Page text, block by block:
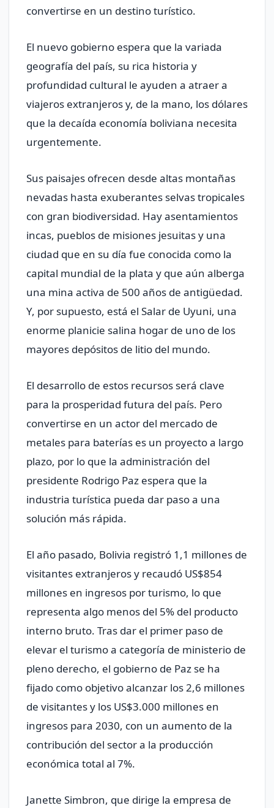
convertirse en un destino turístico.
El nuevo gobierno espera que la variada
geografía del país, su rica historia y
profundidad cultural le ayuden a atraer a
viajeros extranjeros y, de la mano, los dólares
que la decaída economía boliviana necesita
urgentemente.
Sus paisajes ofrecen desde altas montañas
nevadas hasta exuberantes selvas tropicales
con gran biodiversidad. Hay asentamientos
incas, pueblos de misiones jesuitas y una
ciudad que en su día fue conocida como la
capital mundial de la plata y que aún alberga
una mina activa de 500 años de antigüedad.
Y, por supuesto, está el Salar de Uyuni, una
enorme planicie salina hogar de uno de los
mayores depósitos de litio del mundo.
El desarrollo de estos recursos será clave
para la prosperidad futura del país. Pero
convertirse en un actor del mercado de
metales para baterías es un proyecto a largo
plazo, por lo que la administración del
presidente Rodrigo Paz espera que la
industria turística pueda dar paso a una
solución más rápida.
El año pasado, Bolivia registró 1,1 millones de
visitantes extranjeros y recaudó US$854
millones en ingresos por turismo, lo que
representa algo menos del 5% del producto
interno bruto. Tras dar el primer paso de
elevar el turismo a categoría de ministerio de
pleno derecho, el gobierno de Paz se ha
fijado como objetivo alcanzar los 2,6 millones
de visitantes y los US$3.000 millones en
ingresos para 2030, con un aumento de la
contribución del sector a la producción
económica total al 7%.
Janette Simbron, que dirige la empresa de